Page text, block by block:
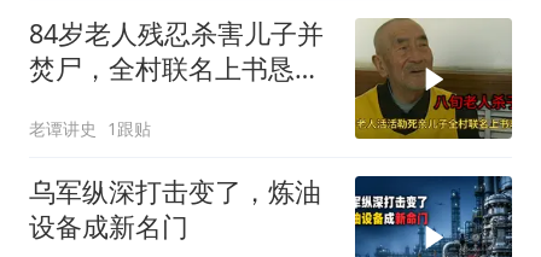
84岁老人残忍杀害儿子并
焚尸，全村联名上书恳求
落泪
老谭讲史 1跟贴
乌军纵深打击变了，炼油
设备成新名门